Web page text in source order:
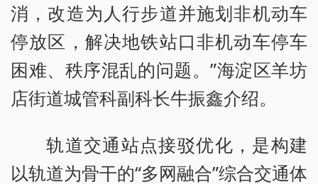
消，改造为人行步道并施划非机动车
停放区，解决地铁站口非机动车停车
困难、秩序混乱的问题。”海淀区羊坊
店街道城管科副科长牛振鑫介绍。
轨道交通站点接驳优化，是构建
以轨道为骨干的“多网融合”综合交通体